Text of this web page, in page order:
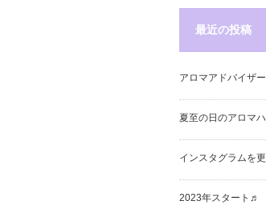
最近の投稿
アロマアドバイザ
夏至の日のアロマ
インスタグラムを
2023年スタート♬